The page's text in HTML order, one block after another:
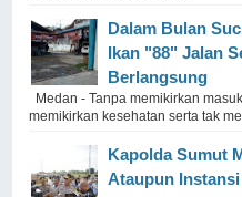
Dalam Bulan
Ikan "88" Jalan
Berlangsung
Medan - Tanpa memikirkan
memikirkan kesehatan serta tak
Kapolda Sumut
Ataupun